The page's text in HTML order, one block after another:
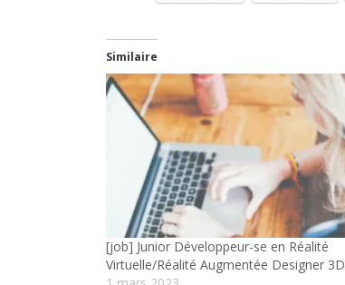
Similaire
[job] Junior Développeur-se en Réalité
Virtuelle/Réalité Augmentée Designer 3D